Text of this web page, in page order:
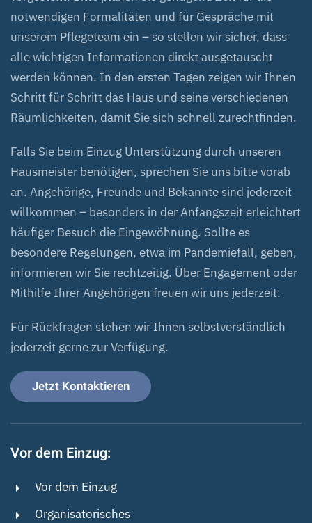
notwendigen Formalitäten und für Gespräche mit
unserem Pflegeteam ein – so stellen wir sicher, dass
alle wichtigen Informationen direkt ausgetauscht
werden können. In den ersten Tagen zeigen wir Ihnen
Schritt für Schritt das Haus und seine verschiedenen
Räumlichkeiten, damit Sie sich schnell zurechtfinden.
Falls Sie beim Einzug Unterstützung durch unseren
Hausmeister benötigen, sprechen Sie uns bitte vorab
an. Angehörige, Freunde und Bekannte sind jederzeit
willkommen – besonders in der Anfangszeit erleichtert
häufiger Besuch die Eingewöhnung. Sollte es
besondere Regelungen, etwa im Pandemiefall, geben,
informieren wir Sie rechtzeitig. Über Engagement oder
Mithilfe Ihrer Angehörigen freuen wir uns jederzeit.
Für Rückfragen stehen wir Ihnen selbstverständlich
jederzeit gerne zur Verfügung.
Jetzt Kontaktieren
Vor dem Einzug:
Vor dem Einzug
Organisatorisches